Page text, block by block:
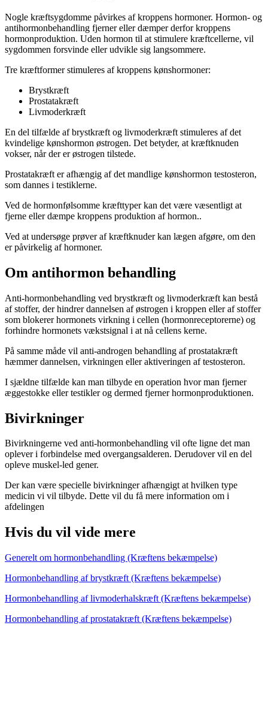
Nogle kræftsygdomme påvirkes af kroppens hormoner. Hormon- og
antihormonbehandling fjerner eller dæmper derfor kroppens
hormonproduktion. Uden hormon til at stimulere kræftcellerne, vil
sygdommen forsvinde eller udvikle sig langsommere.
Tre kræftformer stimuleres af kroppens kønshormoner:
Brystkræft
Prostatakræft
Livmoderkræft
En del tilfælde af brystkræft og livmoderkræft stimuleres af det
kvindelige kønshormon østrogen. Det betyder, at kræftknuden
vokser, når der er østrogen tilstede.
Prostatakræft er afhængig af det mandlige kønshormon testosteron,
som dannes i testiklerne.
Ved de hormonfølsomme kræfttyper kan det være væsentligt at
fjerne eller dæmpe kroppens produktion af hormon..
Ved at undersøge prøver af kræftknuder kan lægen afgøre, om den
er påvirkelig af hormoner.
Om antihormon behandling
Anti-hormonbehandling ved brystkræft og livmoderkræft kan bestå
af stoffer, der hindrer dannelsen af østrogen i kroppen eller af stoffer
som blokerer hormonets virkning i cellen (hormonreceptorerne) og
forhindre hormonets vækstsignal i at nå cellens kerne.
På samme måde vil anti-androgen behandling af prostatakræft
hæmmer dannelsen, virkningen eller aktiveringen af testosteron.
I sjældne tilfælde kan man tilbyde en operation hvor man fjerner
æggestokke eller testikler og dermed fjerner hormonproduktionen.
Bivirkninger
Bivirkningerne ved anti-hormonbehandling vil ofte ligne det man
oplever i forbindelse med overgangsalderen. Derudover vil en del
opleve muskel-led gener.
Der kan være specielle bivirkninger afhængigt at hvilken type
medicin vi vil tilbyde. Dette vil du få mere information om i
afdelingen
Hvis du vil vide mere
Generelt om hormonbehandling (Kræftens bekæmpelse)
Hormonbehandling af brystkræft (Kræftens bekæmpelse)
Hormonbehandling af livmoderhalskræft (Kræftens bekæmpelse)
Hormonbehandling af prostatakræft (Kræftens bekæmpelse)